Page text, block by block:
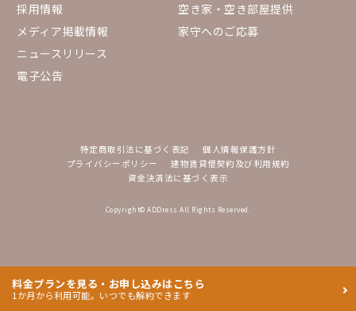
採用情報
メディア掲載情報
ニュースリリース
電子公告
空き家・空き部屋提供
家守へのご応募
特定商取引法に基づく表記
個人情報保護方針
プライバシーポリシー
建物賃貸借契約及び利用規約
資金決済法に基づく表示
Copyright© ADDress All Rights Reserved.
料金プランを見る・お申し込みはこちら
1か月から利用可能。いつでも解約できます